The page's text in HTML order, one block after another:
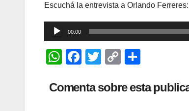
Escuchá la entrevista a Orlando Ferreres:
Reproductor
de
audio
00:00
W
at
F
c
T
tt
C
p
m
Comenta sobre esta